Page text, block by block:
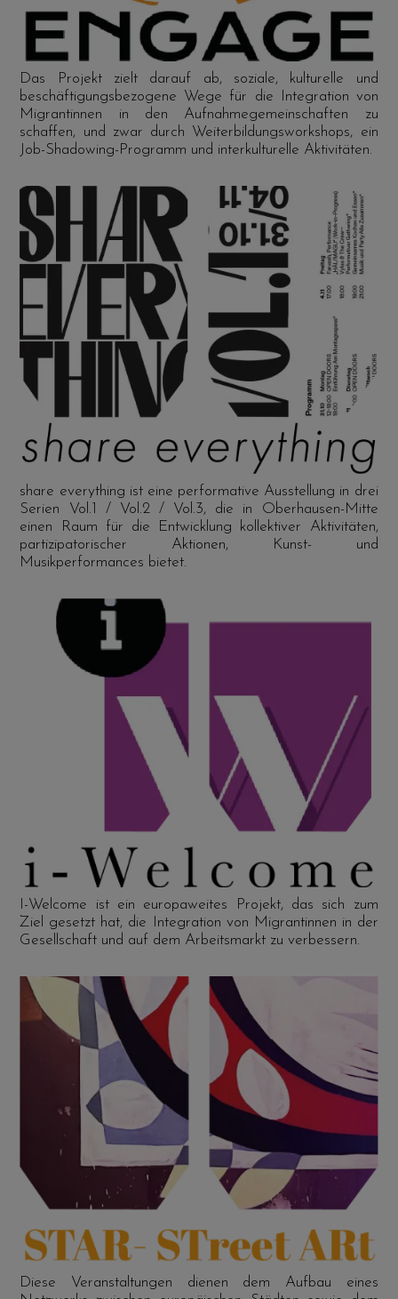
Das Projekt zielt darauf ab, soziale, kulturelle und
beschäftigungsbezogene Wege für die Integration von
Migrantinnen in den Aufnahmegemeinschaften zu
schaffen, und zwar durch Weiterbildungsworkshops, ein
Job-Shadowing-Programm und interkulturelle Aktivitäten.
share everything ist eine performative Ausstellung in drei
Serien Vol.1 / Vol.2 / Vol.3, die in Oberhausen-Mitte
einen Raum für die Entwicklung kollektiver Aktivitäten,
partizipatorischer Aktionen, Kunst- und
Musikperformances bietet.
I-Welcome ist ein europaweites Projekt, das sich zum
Ziel gesetzt hat, die Integration von Migrantinnen in der
Gesellschaft und auf dem Arbeitsmarkt zu verbessern.
Diese Veranstaltungen dienen dem Aufbau eines